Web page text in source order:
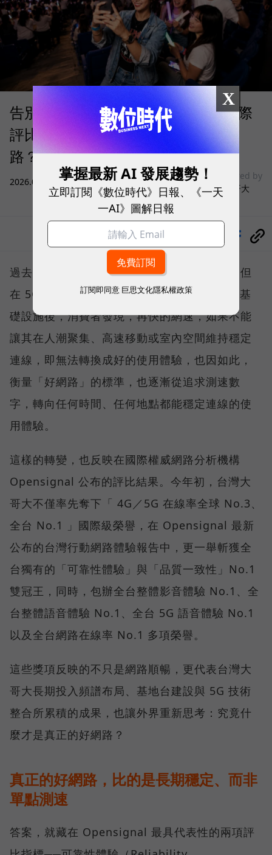
告別「極速迷思」！Opensignal 國際
評比揭密：什麼才是 5G 時代的好網
路？
2026.08.03 3C生活
sponsored by
台灣大哥大
過去，下載速度是評價電信服務的重要指標，但
在 5G 成為工作、娛樂、生活不可或缺的數位基
礎設施後，消費者發現，再快的網速，如果不能
讓其在人潮聚集、高速移動或室內空間維持穩定
連線，即無法轉換成好的使用體驗，也因如此，
衡量「好網路」的標準，也逐漸從追求測速數
字，轉向任何時間、任何地點都能穩定連線的使
用體驗。
這樣的轉變，也反映在國際權威網路分析機構
Opensignal 公布的評比結果。今年初，台灣大
哥大不僅率先奪下「 4G／5G 在線率全球 No.3、
全台 No.1 」國際級榮譽，在 Opensignal 最新
公布的台灣行動網路體驗報告中，更一舉斬獲全
台獨有的「可靠性體驗」與「品質一致性」No.1
雙冠王，同時，包辦全台整體影音體驗 No.1、全
台整體語音體驗 No.1、全台 5G 語音體驗 No.1
以及全台網路在線率 No.1 多項榮譽。
這些獎項反映的不只是網路順暢，更代表台灣大
哥大長期投入頻譜布局、基地台建設與 5G 技術
整合所累積的成果，也讓外界重新思考：究竟什
麼才是真正的好網路？
真正的好網路，比的是長期穩定、而非
單點測速
答案，就藏在 Opensignal 最具代表性的兩項評
X
掌握最新 AI 發展趨勢！
立即訂閱《數位時代》日報、《一天
一AI》圖解日報
訂閱即同意 巨思文化隱私權政策